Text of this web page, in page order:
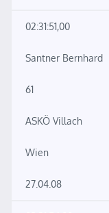
02:31:51,00
Santner Bernhard
61
ASKÖ Villach
Wien
27.04.08